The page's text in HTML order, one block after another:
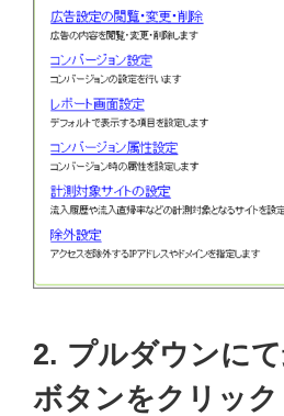
2. プルダウンに
ボタンをクリック